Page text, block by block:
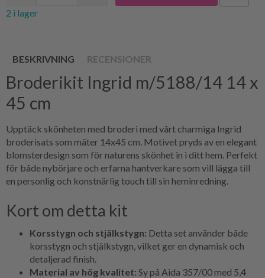
2 i lager
BESKRIVNING RECENSIONER
Broderikit Ingrid m/5188/14 14 x
45 cm
Upptäck skönheten med broderi med vårt charmiga Ingrid
broderisats som mäter 14x45 cm. Motivet pryds av en elegant
blomsterdesign som för naturens skönhet in i ditt hem. Perfekt
för både nybörjare och erfarna hantverkare som vill lägga till
en personlig och konstnärlig touch till sin heminredning.
Kort om detta kit
Korsstygn och stjälkstygn: Detta set använder både
korsstygn och stjälkstygn, vilket ger en dynamisk och
detaljerad finish.
Material av hög kvalitet: Sy på Aida 357/00 med 5,4